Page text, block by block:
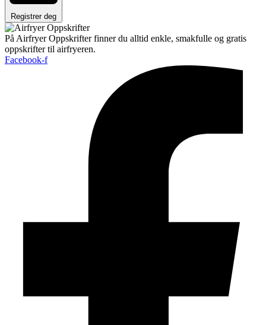
Registrer deg
På Airfryer Oppskrifter finner du alltid enkle, smakfulle og gratis
oppskrifter til airfryeren.
Facebook-f